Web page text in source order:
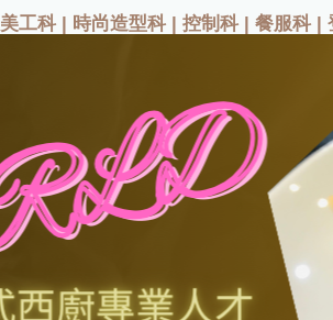
美工科| 時尚造型科| 控制科| 餐服科|